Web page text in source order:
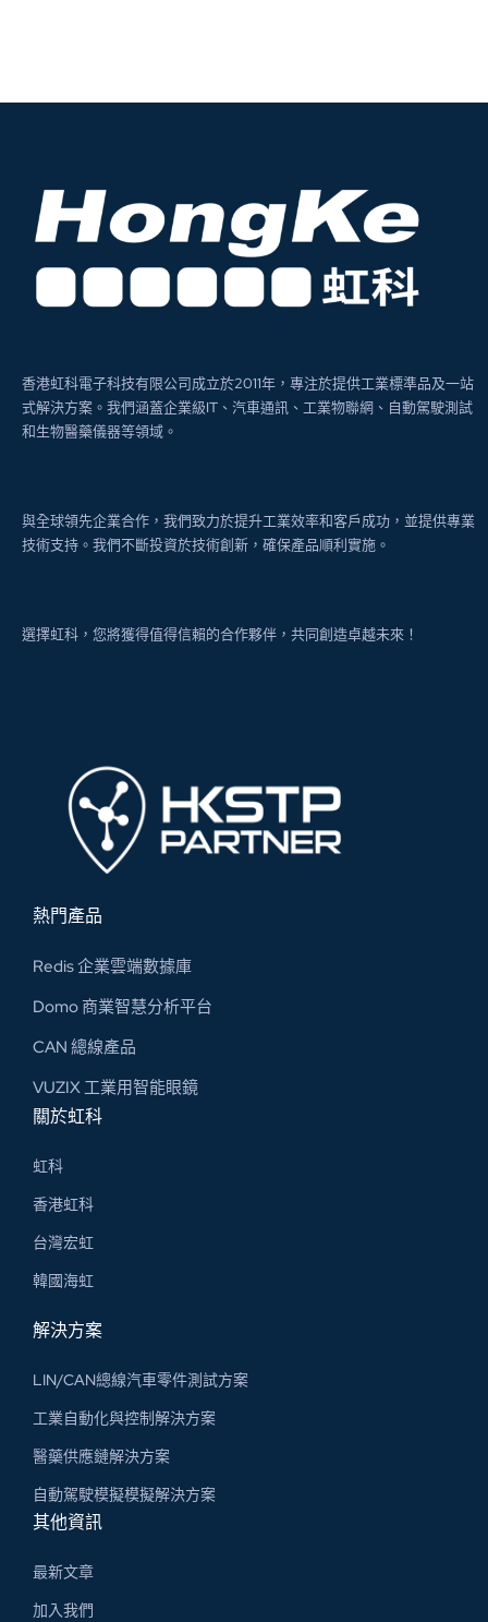
香港虹科電子科技有限公司成立於2011年，專注於提供工業標準品及一站
式解決方案。我們涵蓋企業級IT、汽車通訊、工業物聯網、自動駕駛測試
和生物醫藥儀器等領域。
與全球領先企業合作，我們致力於提升工業效率和客戶成功，並提供專業
技術支持。我們不斷投資於技術創新，確保產品順利實施。
選擇虹科，您將獲得值得信賴的合作夥伴，共同創造卓越未來！
熱門產品
Redis 企業雲端數據庫
Domo 商業智慧分析平台
CAN 總線​產品
VUZIX 工業用智能眼鏡
關於虹科
虹科
香港虹科
台灣宏虹
韓國海虹
解決方案
LIN/CAN總線汽車零件測試方案
工業自動化與控制解決方案
醫藥供應鏈解決方案
自動駕駛模擬模擬解決方案
其他資訊
最新文章
加入我們